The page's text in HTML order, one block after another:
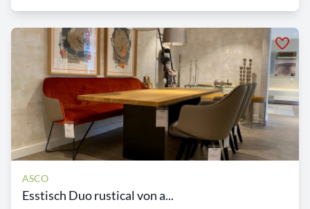
ASCO
Esstisch Duo rustical von a...